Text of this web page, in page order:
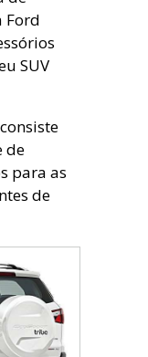
Ford
SUV
de
para as
de